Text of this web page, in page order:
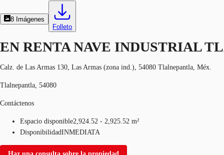
8 Imágenes
Folleto
EN RENTA NAVE INDUSTRIAL
Calz. de Las Armas 130, Las Armas (zona ind.), 54080 Tlalnepantla, Méx.
Tlalnepantla, 54080
Contáctenos
Espacio disponible2,924.52 - 2,925.52 m²
DisponibilidadINMEDIATA
Haz una consulta sobre la propiedad